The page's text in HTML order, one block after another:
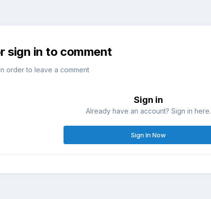
sign in to comment
order to leave a comment
Sign in
Already have an account? Sign in here.
Sign In Now